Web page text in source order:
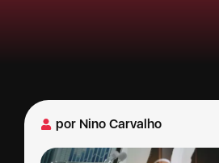
por Nino Carvalho